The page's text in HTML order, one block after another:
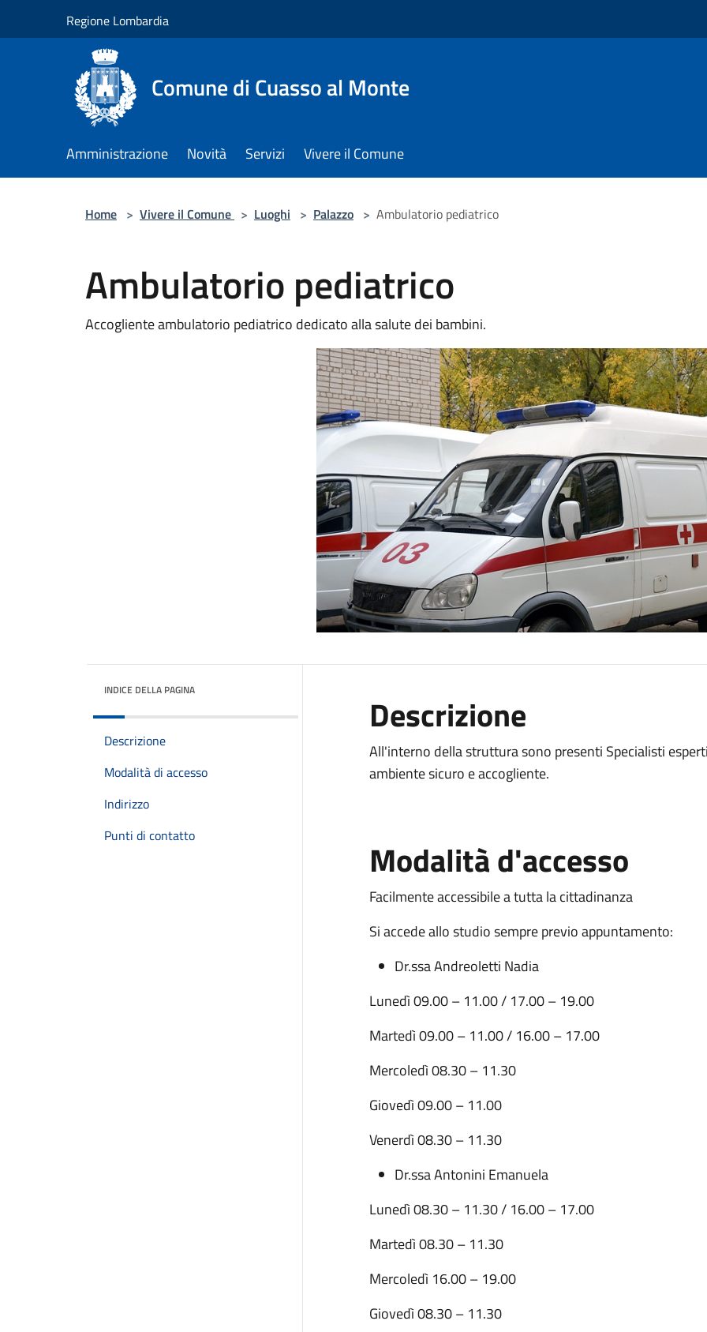
Regione Lombardia
Comune di Cuasso al Monte
Amministrazione Novità Servizi Vivere il Comune
Home > Vivere il Comune > Luoghi > Palazzo > Ambulatorio pediatrico
Ambulatorio pediatrico
Accogliente ambulatorio pediatrico dedicato alla salute dei bambini.
INDICE DELLA PAGINA
Descrizione
Modalità di accesso
Indirizzo
Punti di contatto
Descrizione
All'interno della struttura sono presenti Specialisti
ambiente sicuro e accogliente.
Modalità d'accesso
Facilmente accessibile a tutta la cittadinanza
Si accede allo studio sempre previo appuntamento:
Dr.ssa Andreoletti Nadia
Lunedì 09.00 – 11.00 / 17.00 – 19.00
Martedì 09.00 – 11.00 / 16.00 – 17.00
Mercoledì 08.30 – 11.30
Giovedì 09.00 – 11.00
Venerdì 08.30 – 11.30
Dr.ssa Antonini Emanuela
Lunedì 08.30 – 11.30 / 16.00 – 17.00
Martedì 08.30 – 11.30
Mercoledì 16.00 – 19.00
Giovedì 08.30 – 11.30